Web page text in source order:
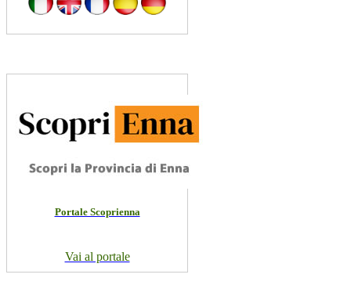
Portale Scoprienna
Vai al portale